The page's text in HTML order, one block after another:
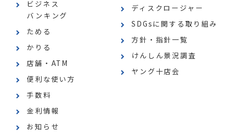
ビジネス
バンキング
ためる
かりる
店舗・ATM
便利な使い方
手数料
金利情報
お知らせ
ディスクロージャー
SDGsに関する取り組み
方針・指針一覧
けんしん景況調査
ヤング十店会